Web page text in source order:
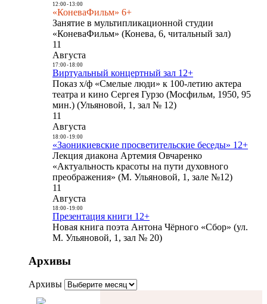
12:00- 13:00
«КоневаФильм» 6+
Занятие в мультипликационной студии
«КоневаФильм» (Конева, 6, читальный зал)
11
Августа
17:00- 18:00
Виртуальный концертный зал 12+
Показ х/ф «Смелые люди» к 100-летию актера
театра и кино Сергея Гурзо (Мосфильм, 1950, 95
мин.) (Ульяновой, 1, зал № 12)
11
Августа
18:00- 19:00
«Заоникиевские просветительские беседы» 12+
Лекция диакона Артемия Овчаренко
«Актуальность красоты на пути духовного
преображения» (М. Ульяновой, 1, зале №12)
11
Августа
18:00- 19:00
Презентация книги 12+
Новая книга поэта Антона Чёрного «Сбор» (ул.
М. Ульяновой, 1, зал № 20)
Архивы
Архивы